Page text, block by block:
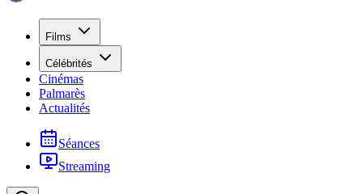
Films
Célébrités
Cinémas
Palmarès
Actualités
Séances
Streaming